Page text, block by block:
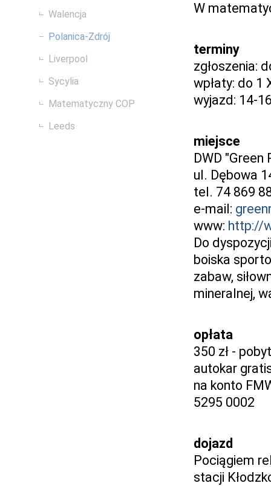
Walencja
Polanica-Zdrój
Liverpool
Sycylia
Matematyczny COP
Leeds
W
terminy
zgłoszenia:
wpłaty: do 1
wyjazd: 14-
miejsce
DWD "Green
ul. Dębowa
tel. 74 869
e-mail:
www: http://
Do
boiska
zabaw,
mineralnej,
opłata
350 zł -
autokar
na konto
5295 0002
dojazd
Pociągiem
stacji